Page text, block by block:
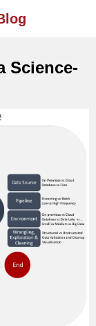
Science-